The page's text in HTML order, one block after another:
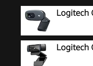
Logitech
Logitech